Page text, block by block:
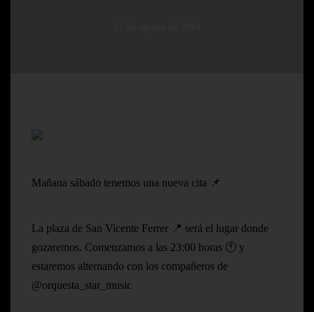
Mañana sábado tenemos una nueva cita 📌
La plaza de San Vicente Ferrer 📍 será el lugar donde
gozaremos. Comenzamos a las 23:00 horas 🕚 y
estaremos alternando con los compañeros de
@orquesta_star_music